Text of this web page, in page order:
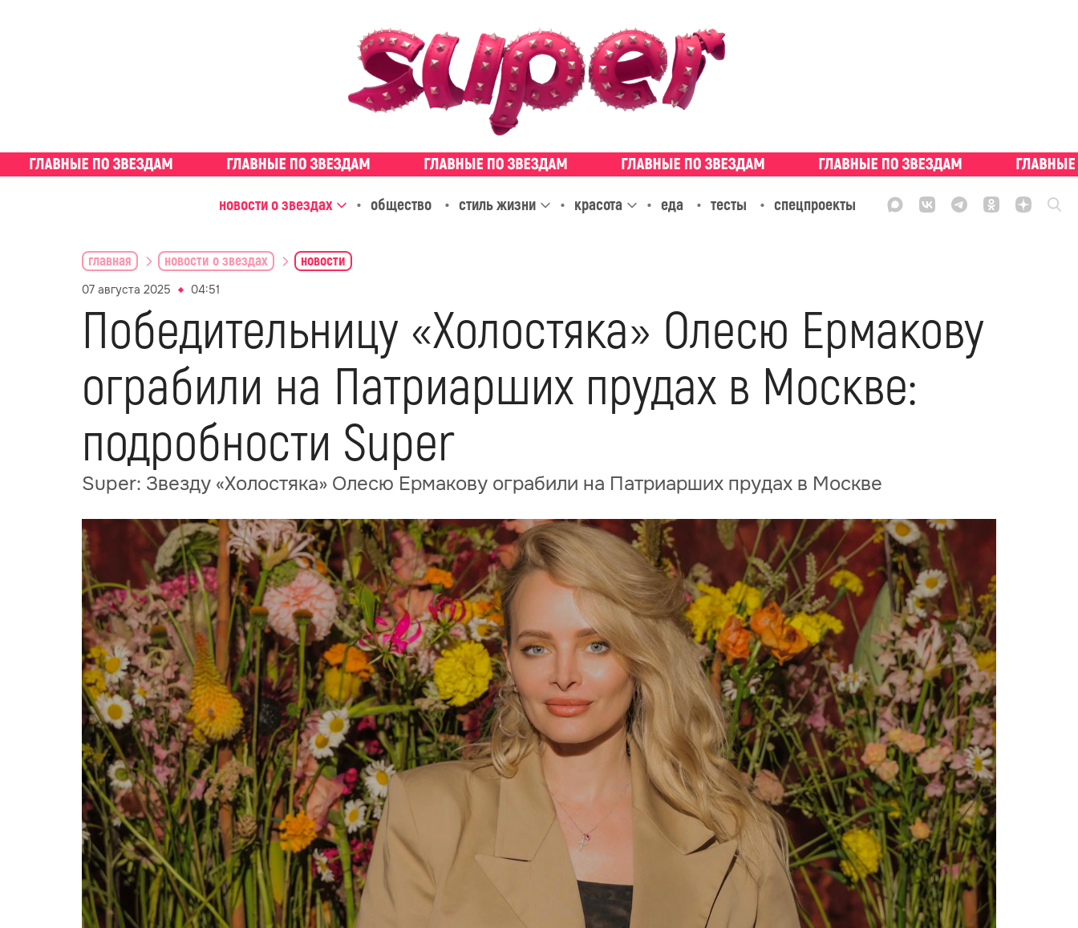
новости о звездах общество стиль жизни красота еда тесты спецпроекты
главная новости о звездах новости
07 августа 2025 04:51
Победительницу «Холостяка» Олесю Ермакову
ограбили на Патриарших прудах в Москве:
подробности Super
Super: Звезду «Холостяка» Олесю Ермакову ограбили на Патриарших прудах в Москве